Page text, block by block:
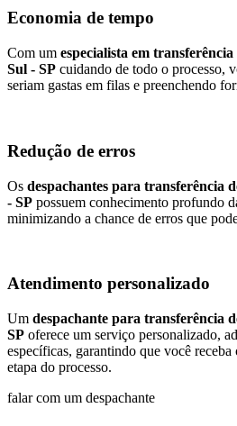
Economia de tempo
Com um especialista em
Sul - SP cuidando de todo o processo,
seriam gastas em filas e preenchendo
Redução de erros
Os despachantes para transferência
- SP possuem conhecimento profundo
minimizando a chance de erros que
Atendimento personalizado
Um despachante para transferência
SP oferece um serviço personalizado,
específicas, garantindo que você receba
etapa do processo.
falar com um despachante